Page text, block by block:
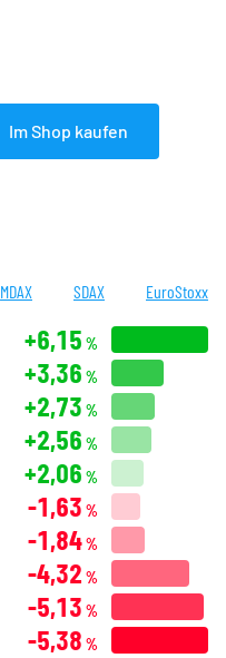
Im Shop kaufen
MDAX SDAX EuroStoxx
+6,15 %
+3,36 %
+2,73 %
+2,56 %
+2,06 %
-1,63 %
-1,84%
-4,32 %
-5,13 %
-5,38 %